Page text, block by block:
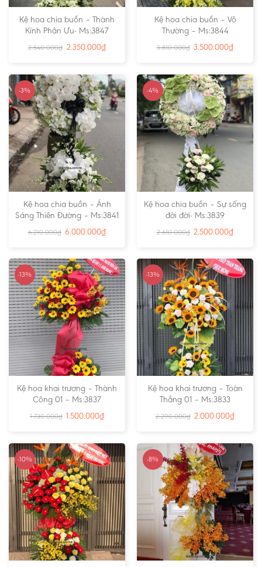
Kệ hoa chia buồn – Thành
Kính Phân Ưu- Ms:3847
2.540.000₫ 2.350.000₫
Kệ hoa chia buồn – Vô
Thường – Ms:3844
3.810.000₫ 3.500.000₫
-3%
Kệ hoa chia buồn – Ánh
Sáng Thiên Đường – Ms:3841
6.210.000₫ 6.000.000₫
-4%
Kệ hoa chia buồn – Sự sống
đời đời- Ms:3839
2.610.000₫ 2.500.000₫
-13%
Kệ hoa khai trương – Thành
Công 01 – Ms:3837
1.730.000₫ 1.500.000₫
-13%
Kệ hoa khai trương – Toàn
Thắng 01 – Ms:3833
2.290.000₫ 2.000.000₫
-10% -8%